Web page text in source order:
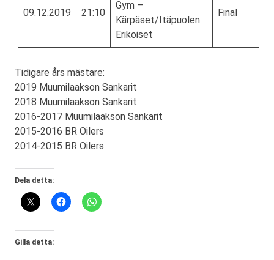
09.12.2019 21:10
Gym –
Kärpäset/Itäpuolen
Erikoiset
Final
Tidigare års mästare:
2019 Muumilaakson Sankarit
2018 Muumilaakson Sankarit
2016-2017 Muumilaakson Sankarit
2015-2016 BR Oilers
2014-2015 BR Oilers
Dela detta:
Gilla detta: